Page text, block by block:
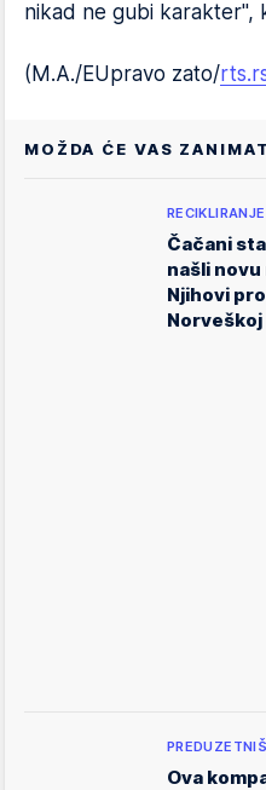
nikad ne gubi karakter",
(M.A./EUpravo zato/
MOŽDA ĆE VAS
Čačani
našli
Njihovi
Norveškoj
Ova